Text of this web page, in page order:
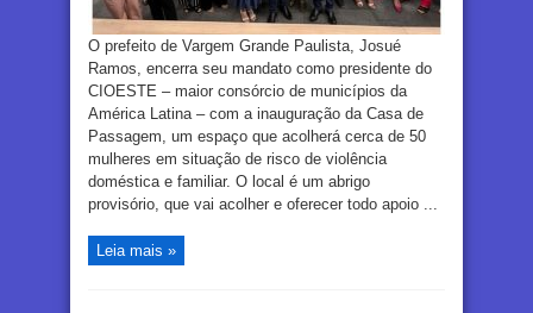
O prefeito de Vargem Grande Paulista, Josué
Ramos, encerra seu mandato como presidente do
CIOESTE – maior consórcio de municípios da
América Latina – com a inauguração da Casa de
Passagem, um espaço que acolherá cerca de 50
mulheres em situação de risco de violência
doméstica e familiar. O local é um abrigo
provisório, que vai acolher e oferecer todo apoio ...
Leia mais »